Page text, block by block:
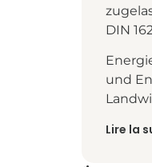
DIN
und
Lire la